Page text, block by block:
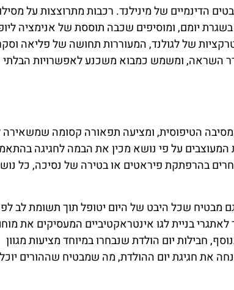
הדינמיים של מינילנד. רכבות מתרוצצות על
בשגרת יומם, ומוסיפים שכבה תוססת של אנימציה
של לגולנד, המעוררות תחושה של פליאה
השראה, ומשמש כמבוא משכנע לאפשרויות הבלתי
המסיבה הטיפוסית, ומציעה תפאורה קסומה שמשאירה
המעוצבים על פי נושא מכין את הבמה לחגיגה
בהרפתקת פיראטים או בטירה של נסיכה, כל
מבטיח שכל היבט של היום יטופל תוך תשומת לב
בניית לגו אינטראקטיביים המעסיקים את
חבילות יום הולדת שנבחרו במיוחד מציעות מגוון
את חגיגת יום ההולדת, מה שמבטיח שההורים